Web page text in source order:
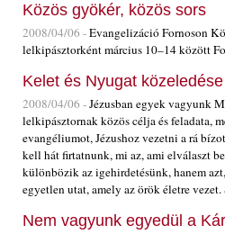
Közös gyökér, közös sors
2008/04/06 -Evangelizáció Fornoson
lelkipásztorként március 10–14 között
Kelet és Nyugat közeledése
2008/04/06 -Jézusban egyek vagyunk
lelkipásztornak közös célja és feladata,
evangéliumot, Jézushoz vezetni a rá
kell hát firtatnunk, mi az, ami elválaszt
különbözik az igehirdetésünk, hanem
egyetlen utat, amely az örök életre vezet.
Nem vagyunk egyedül a